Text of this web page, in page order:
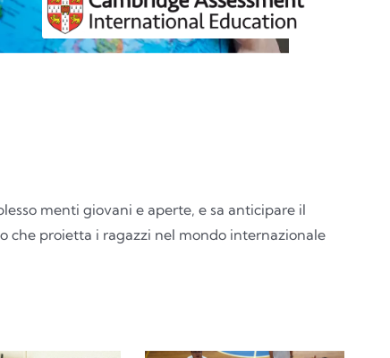
menti giovani e aperte, e sa anticipare il
che proietta i ragazzi nel mondo internazionale